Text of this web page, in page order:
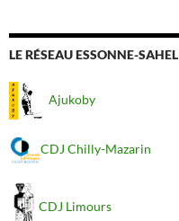
LE RÉSEAU ESSONNE-SAHEL
Ajukoby
CDJ Chilly-Mazarin
CDJ Limours